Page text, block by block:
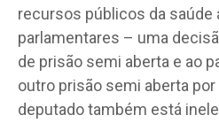
recursos públicos da saúde
parlamentares – uma
de prisão semi aberta e ao
outro prisão semi aberta por
deputado também está